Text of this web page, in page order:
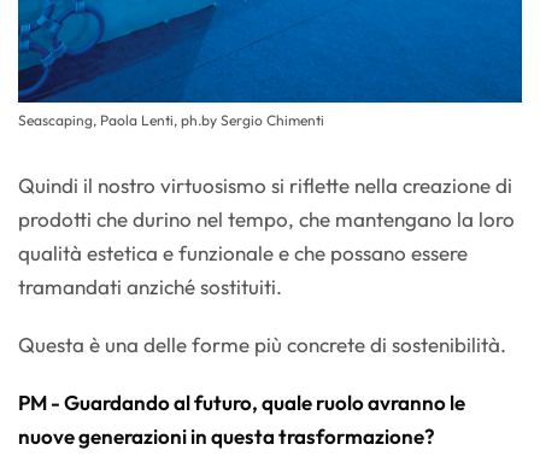
Seascaping, Paola Lenti, ph.by Sergio Chimenti
Quindi il nostro virtuosismo si riflette nella creazione di
prodotti che durino nel tempo, che mantengano la loro
qualità estetica e funzionale e che possano essere
tramandati anziché sostituiti.
Questa è una delle forme più concrete di sostenibilità.
PM - Guardando al futuro, quale ruolo avranno le
nuove generazioni in questa trasformazione?